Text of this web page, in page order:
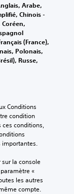
Arabe,
Chinois -
(France),
Polonais,
Russe,
Conditions
condition
ces conditions,
importantes.
la console
«
les autres
compte.